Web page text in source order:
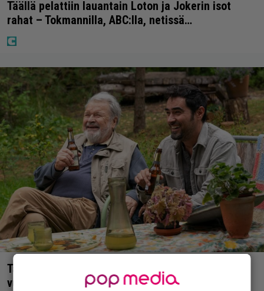
Täällä pelattiin lauantain Loton ja Jokerin isot
rahat – Tokmannilla, ABC:lla, netissä…
Tänään tv:ssä: Koskettava kotimainen elokuva
vuodelta 2020 – ”Tehty isolla sydämellä”